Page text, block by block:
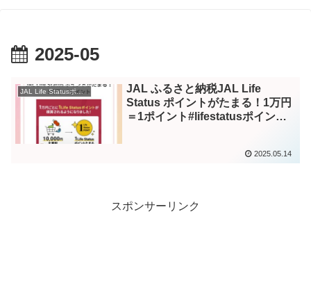
2025-05
JAL Life Statusポイント – Instagram
JAL ふるさと納税JAL Life
Status ポイントがたまる！1万円
＝1ポイント#lifestatusポイント
2025.05.14
スポンサーリンク